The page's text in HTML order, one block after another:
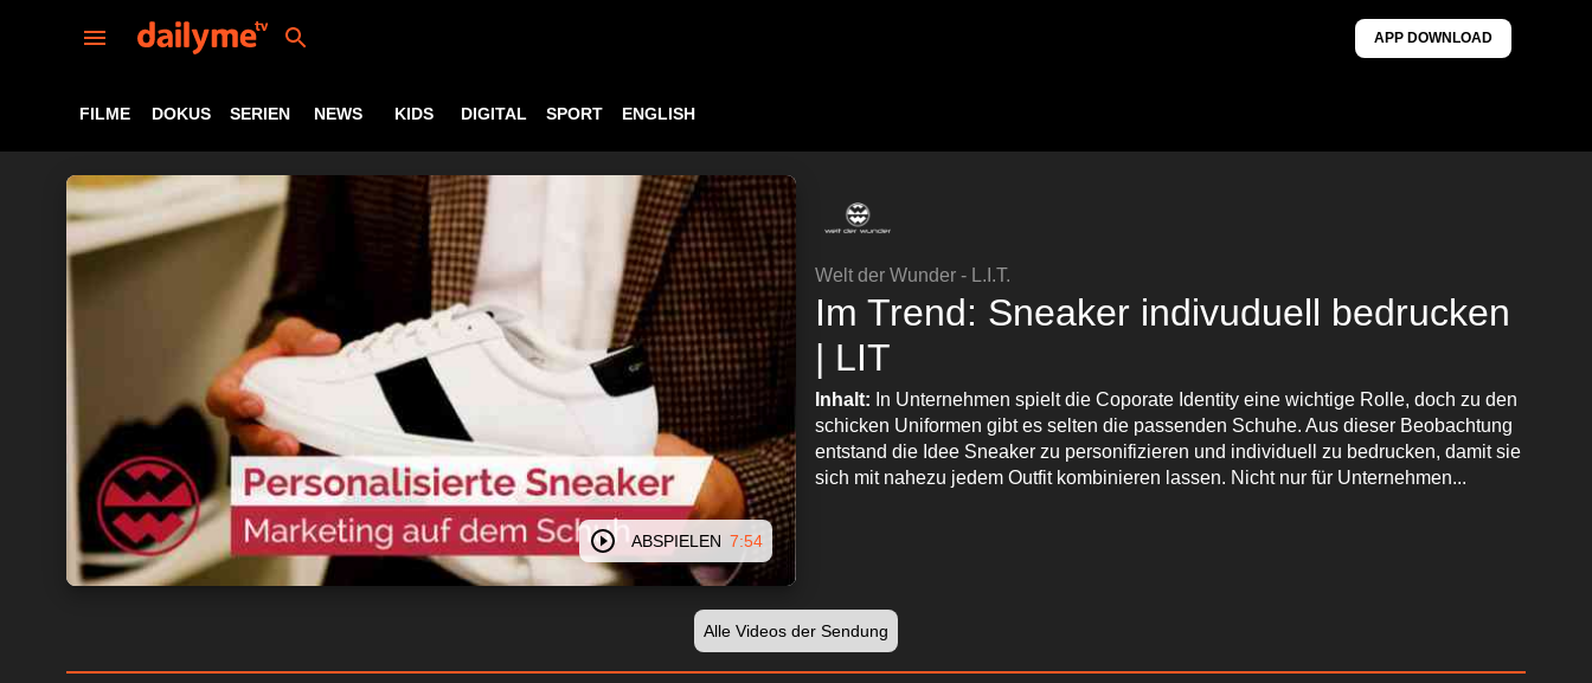
APP DOWNLOAD
FILME DOKUS SERIEN NEWS KIDS DIGITAL SPORT ENGLISH
ABSPIELEN 7:54
Welt der Wunder - L.I.T.
Im Trend: Sneaker indivuduell bedrucken
| LIT
Inhalt: In Unternehmen spielt die Coporate Identity eine wichtige Rolle, doch zu den
schicken Uniformen gibt es selten die passenden Schuhe. Aus dieser Beobachtung
entstand die Idee Sneaker zu personifizieren und individuell zu bedrucken, damit sie
sich mit nahezu jedem Outfit kombinieren lassen. Nicht nur für Unternehmen...
Alle Videos der Sendung